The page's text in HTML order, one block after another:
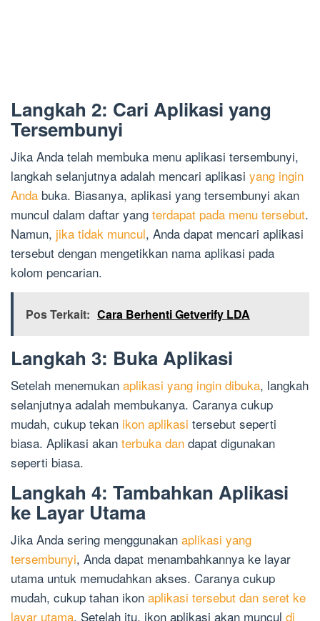
Langkah 2: Cari Aplikasi yang
Tersembunyi
Jika Anda telah membuka menu aplikasi tersembunyi,
langkah selanjutnya adalah mencari aplikasi yang ingin
Anda buka. Biasanya, aplikasi yang tersembunyi akan
muncul dalam daftar yang terdapat pada menu tersebut.
Namun, jika tidak muncul, Anda dapat mencari aplikasi
tersebut dengan mengetikkan nama aplikasi pada
kolom pencarian.
Pos Terkait: Cara Berhenti Getverify LDA
Langkah 3: Buka Aplikasi
Setelah menemukan aplikasi yang ingin dibuka, langkah
selanjutnya adalah membukanya. Caranya cukup
mudah, cukup tekan ikon aplikasi tersebut seperti
biasa. Aplikasi akan terbuka dan dapat digunakan
seperti biasa.
Langkah 4: Tambahkan Aplikasi
ke Layar Utama
Jika Anda sering menggunakan aplikasi yang
tersembunyi, Anda dapat menambahkannya ke layar
utama untuk memudahkan akses. Caranya cukup
mudah, cukup tahan ikon aplikasi tersebut dan seret ke
layar utama. Setelah itu, ikon aplikasi akan muncul di